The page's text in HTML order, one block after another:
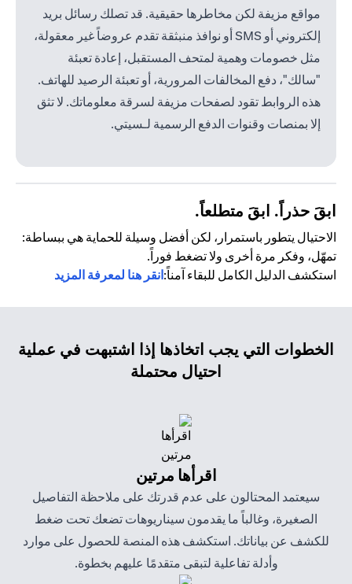
مواقع مزيفة لكن مخاطرها حقيقية. قد تصلك رسائل بريد
إلكتروني أو SMS أو نوافذ منبثقة تقدم عروضاً غير معقولة،
مثل خصومات وهمية لمتحف المستقبل، إعادة تعبئة
"سالك"، دفع المخالفات المرورية، أو تعبئة الرصيد للهاتف.
هذه الروابط تقود لصفحات مزيفة لسرقة معلوماتك. لا تثق
إلا بمنصات وقنوات الدفع الرسمية لـسيتي.
ابقَ حذراً. ابقَ متطلعاً.
الاحتيال يتطور باستمرار، لكن أفضل وسيلة للحماية هي ببساطة:
تمهّل، وفكر مرة أخرى ولا تضغط فوراً.
استكشف الدليل الكامل للبقاء آمناً:انقر هنا لمعرفة المزيد
الخطوات التي يجب اتخاذها إذا اشتبهت في عملية
احتيال محتملة
اقرأها مرتين
سيعتمد المحتالون على عدم قدرتك على ملاحظة التفاصيل
الصغيرة، وغالباً ما يقدمون سيناريوهات تضعك تحت ضغط
للكشف عن بياناتك. استكشف هذه المنصة للحصول على موارد
وأدلة تفاعلية لتبقى متقدمًا عليهم بخطوة.